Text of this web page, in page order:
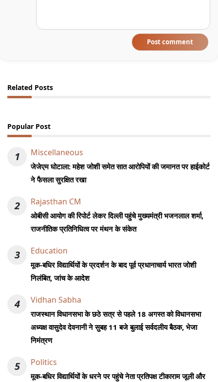
Post comment
Related Posts
Popular Post
1 Miscellaneous
जेजेएम घोटाला: महेश जोशी समेत सात आरोपियों की जमानत पर हाईकोर्ट
ने फैसला सुरक्षित रखा
2 Rajasthan CM
ओबीसी आयोग की रिपोर्ट लेकर दिल्ली पहुंचे मुख्यमंत्री भजनलाल शर्मा,
राजनीतिक प्रतिनिधित्व पर मंथन के संकेत
3 Education
मूक-बधिर विद्यार्थियों के प्रदर्शन के बाद पूर्व प्रधानाचार्य भारत जोशी
निलंबित, जांच के आदेश
4 Vidhan Sabha
राजस्थान विधानसभा के छठे सत्र से पहले 18 अगस्त को विधानसभा
अध्यक्ष वासुदेव देवनानी ने सुबह 11 बजे बुलाई सर्वदलीय बैठक, भेजा
निमंत्रण
5 Politics
मूक-बधिर विद्यार्थियों के धरने पर पहुंचे नेता प्रतिपक्ष टीकाराम जूली और